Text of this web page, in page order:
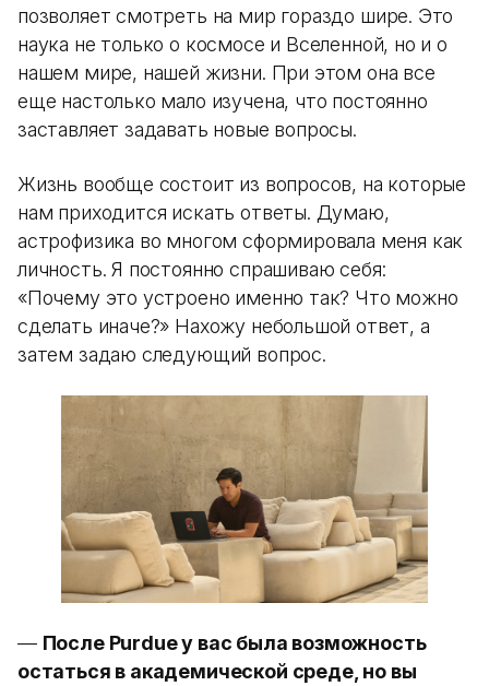
позволяет смотреть на мир гораздо шире. Это
наука не только о космосе и Вселенной, но и о
нашем мире, нашей жизни. При этом она все
еще настолько мало изучена, что постоянно
заставляет задавать новые вопросы.
Жизнь вообще состоит из вопросов, на которые
нам приходится искать ответы. Думаю,
астрофизика во многом сформировала меня как
личность. Я постоянно спрашиваю себя:
«Почему это устроено именно так? Что можно
сделать иначе?» Нахожу небольшой ответ, а
затем задаю следующий вопрос.
— После Purdue у вас была возможность
остаться в академической среде, но вы